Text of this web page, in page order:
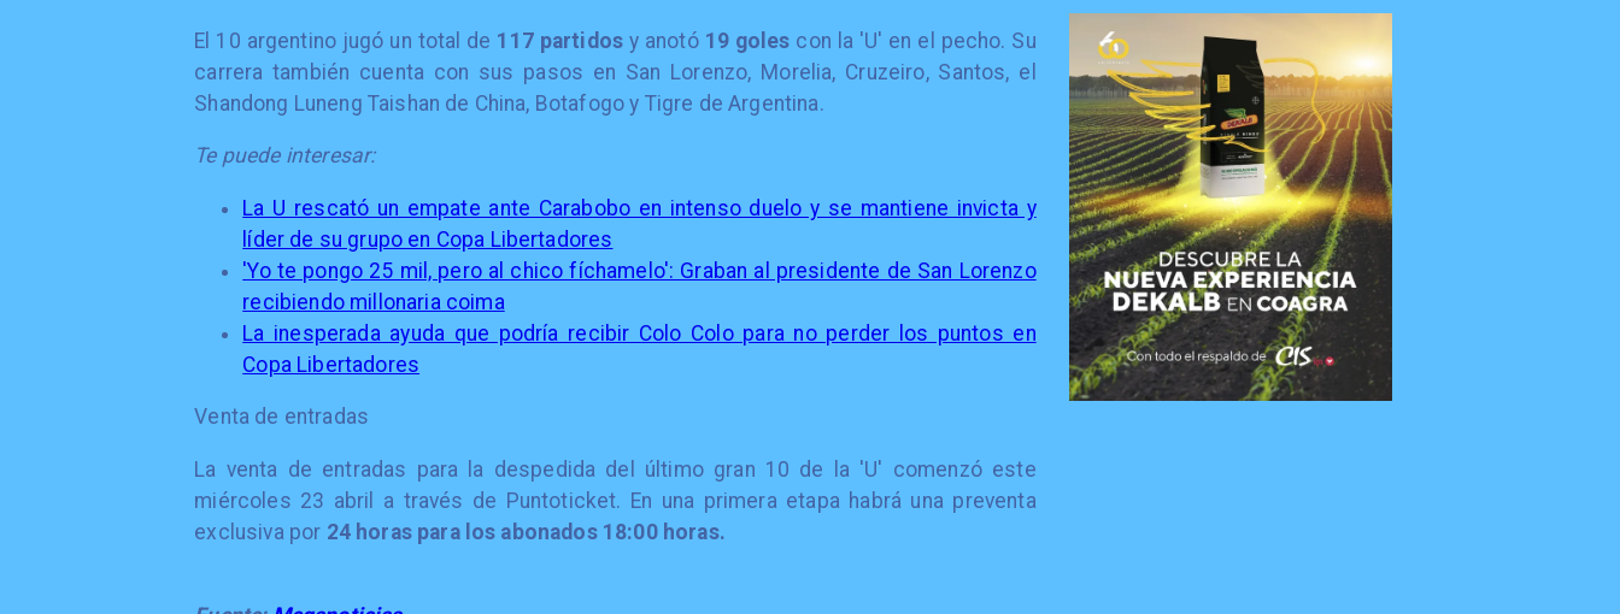
El 10 argentino jugó un total de 117 partidos y anotó 19 goles con la 'U' en el pecho. Su
carrera también cuenta con sus pasos en San Lorenzo, Morelia, Cruzeiro, Santos, el
Shandong Luneng Taishan de China, Botafogo y Tigre de Argentina.
Te puede interesar:
La U rescató un empate ante Carabobo en intenso duelo y se mantiene invicta y
líder de su grupo en Copa Libertadores
'Yo te pongo 25 mil, pero al chico fíchamelo': Graban al presidente de San Lorenzo
recibiendo millonaria coima
La inesperada ayuda que podría recibir Colo Colo para no perder los puntos en
Copa Libertadores
Venta de entradas
La venta de entradas para la despedida del último gran 10 de la 'U' comenzó este
miércoles 23 abril a través de Puntoticket. En una primera etapa habrá una preventa
exclusiva por 24 horas para los abonados 18:00 horas.